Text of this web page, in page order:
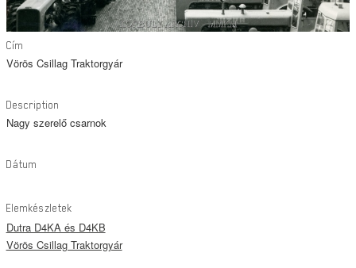
Cím
Vörös Csillag Traktorgyár
Description
Nagy szerelő csarnok
Dátum
Elemkészletek
Dutra D4KA és D4KB
Vörös Csillag Traktorgyár